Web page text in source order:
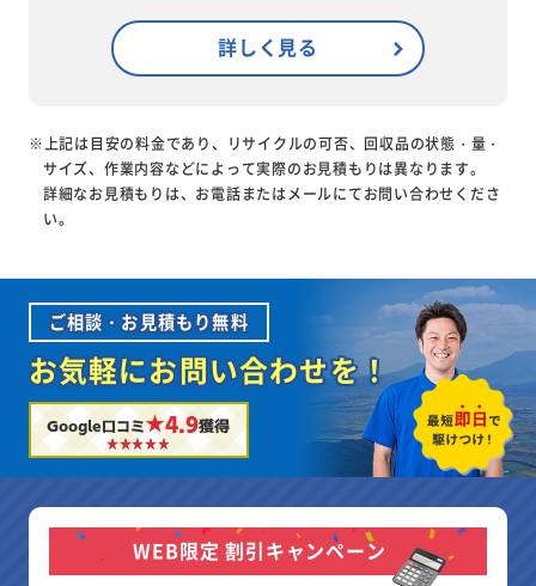
詳しく見る
※上記は目安の料金であり、リサイクルの可否、回収品の状態・量・
サイズ、作業内容などによって実際のお見積もりは異なります。
詳細なお見積もりは、お電話またはメールにてお問い合わせくださ
い。
ご相談・お見積もり無料
お気軽にお問い合わせを！
Google口コミ★4.9獲得
WEB限定 割引キャンペーン